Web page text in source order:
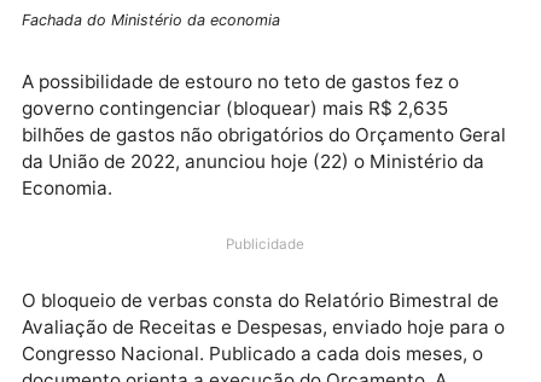
Fachada do Ministério da economia
A possibilidade de estouro no teto de gastos fez o
bilhões de gastos não obrigatórios do Orçamento
Economia.
Publicidade